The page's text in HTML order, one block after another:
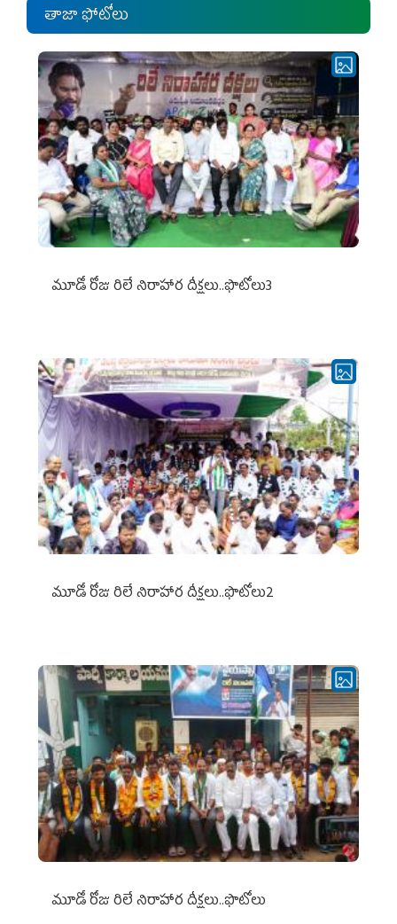
తాజా ఫోటోలు
మూడో రోజు రిలే నిరాహార దీక్షలు..ఫొటోలు3
మూడో రోజు రిలే నిరాహార దీక్షలు..ఫొటోలు2
మూడో రోజు రిలే నిరాహార దీక్షలు..ఫొటోలు